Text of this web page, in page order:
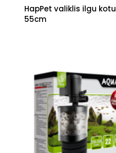
HapPet valiklis ilgu kotu
55cm